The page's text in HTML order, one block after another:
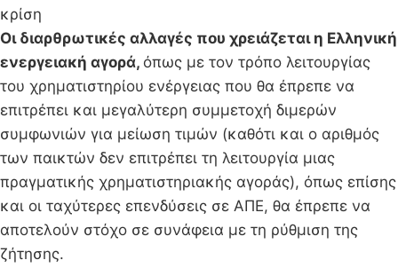
κρίση
Οι διαρθρωτικές αλλαγές που χρειάζεται η Ελληνική
ενεργειακή αγορά, όπως με τον τρόπο λειτουργίας
του χρηματιστηρίου ενέργειας που θα έπρεπε να
επιτρέπει και μεγαλύτερη συμμετοχή διμερών
συμφωνιών για μείωση τιμών (καθότι και ο αριθμός
των παικτών δεν επιτρέπει τη λειτουργία μιας
πραγματικής χρηματιστηριακής αγοράς), όπως επίσης
και οι ταχύτερες επενδύσεις σε ΑΠΕ, θα έπρεπε να
αποτελούν στόχο σε συνάφεια με τη ρύθμιση της
ζήτησης.